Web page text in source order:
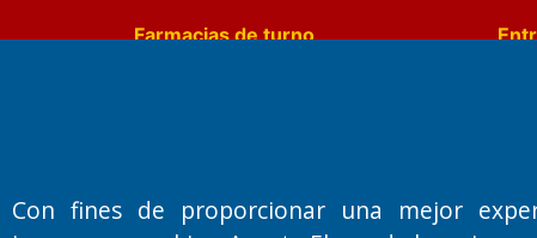
Farmacias de turno
Primera edición: Domingo 3 de
Miembro de ADIRA,ADEPA y CPPAL
Con fines de proporcionar una mejor